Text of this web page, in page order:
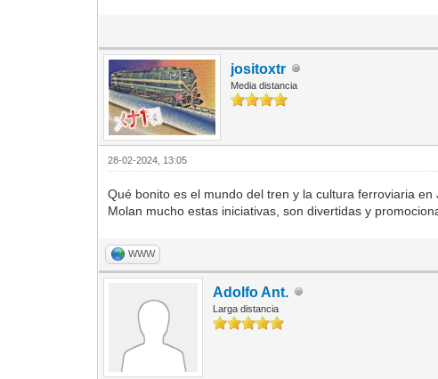
jositoxtr
Media distancia
28-02-2024, 13:05
Qué bonito es el mundo del tren y la cultura ferroviaria en
Molan mucho estas iniciativas, son divertidas y
WWW
Adolfo Ant.
Larga distancia